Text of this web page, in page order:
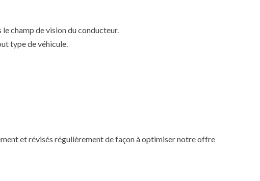
champ de vision du conducteur.
type de véhicule.
et révisés régulièrement de façon à optimiser notre offre